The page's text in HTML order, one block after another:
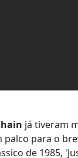
já tiveram
para o
de 1985,